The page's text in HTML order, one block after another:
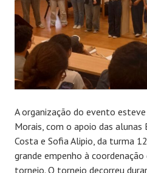
A organização do evento
Morais, com o apoio das
Costa e Sofia Alipio, da turma
grande empenho à
torneio. O torneio decorreu